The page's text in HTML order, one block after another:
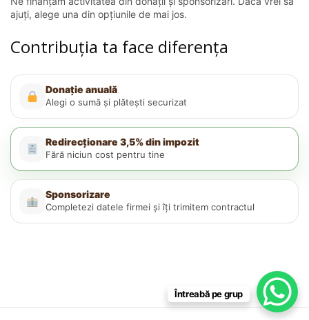
ajuți, alege una din opțiunile de mai jos.
Contribuția ta face diferența
Donație anuală
Alegi o sumă și plătești securizat
Redirecționare 3,5% din impozit
Fără niciun cost pentru tine
Sponsorizare
Completezi datele firmei și îți trimitem contractul
Întreabă pe grup